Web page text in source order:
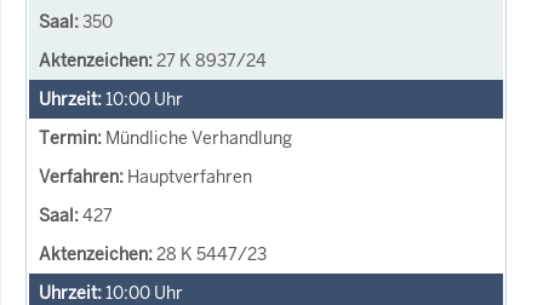
350
27 K 8937/24
10:00 Uhr
Mündliche Verhandlung
Hauptverfahren
427
28 K 5447/23
10:00 Uhr